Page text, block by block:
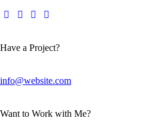
Have a Project?
info@website.com
Want to Work with Me?